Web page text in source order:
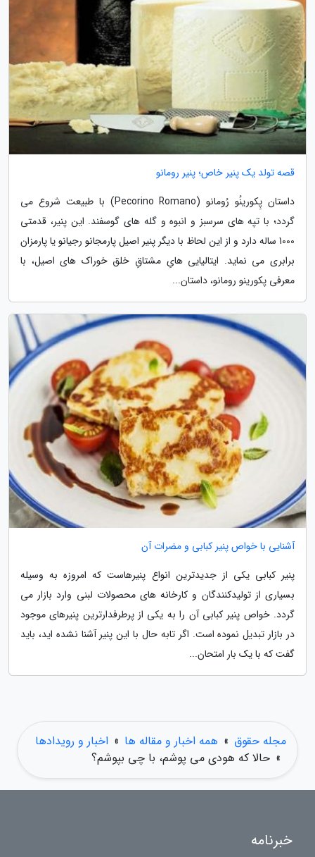
قصه تولد یک پنیر خاص؛ پنیر رومانو
داستان پِکورینُو رُومانو (Pecorino Romano) با طبیعت شروع می
گردد؛ با تپه های سرسبز و انبوه و گله های گوسفند. این پنیر، قدمتی
1000 ساله دارد و از این لحاظ با دیگر پنیر اصیل پارمجانو رجیانو یا پارمزان
برابری می نماید. ایتالیایی هایِ مشتاقِ خلق خوراک های اصیل، با
معرفی پکورینو رومانو، داستان...
آشنایی با خواص پنیر کبابی و مضرات آن
پنیر کبابی یکی از جدیدترین انواع پنیرهاست که امروزه به وسیله
بسیاری از تولیدکنندگان و کارخانه های محصولات لبنی وارد بازار می
گردد. خواص پنیر کبابی آن را به یکی از پرطرفدارترین پنیرهای موجود
در بازار تبدیل نموده است. اگر تابه حال با این پنیر آشنا نشده اید، باید
گفت که با یک بار امتحان...
مجله حقوق » همه اخبار و مقاله ها » اخبار و رویدادها
» حالا که هودی می پوشم، با چی بپوشم؟
خبرنامه